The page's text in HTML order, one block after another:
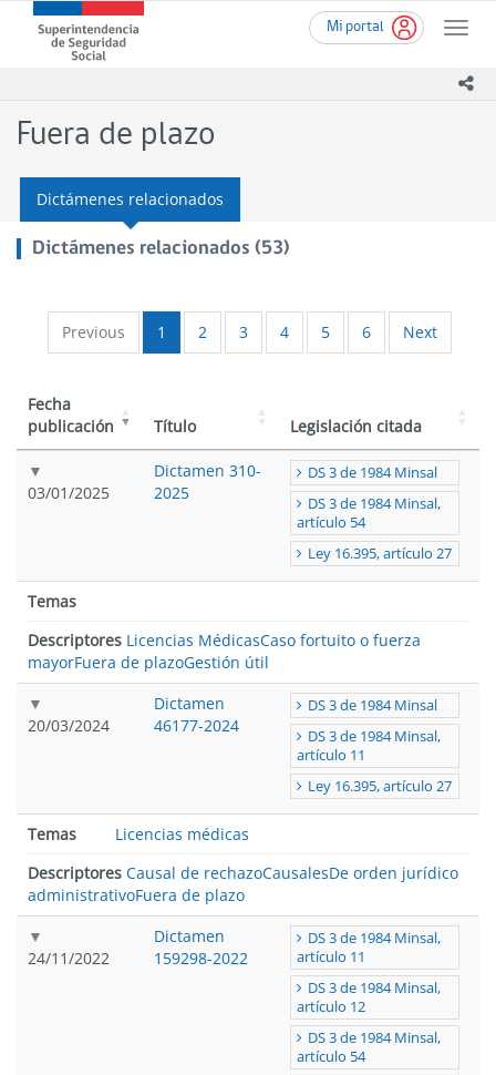
contenido
Mi portal
Toggle
Superintendencia
de
-
de
Chile
Fuera de plazo
Dictámenes relacionados
Dictámenes relacionados (53)
Previous 1 2 3 4 5 6 Next
Fecha
publicación
Título Legislación citada
03/01/2025
Dictamen 310-
2025
DS 3 de 1984 Minsal
DS 3 de 1984 Minsal,
artículo 54
Ley 16.395, artículo 27
Temas
Descriptores Licencias MédicasCaso fortuito o fuerza
mayorFuera de plazoGestión útil
20/03/2024
Dictamen
46177-2024
DS 3 de 1984 Minsal
DS 3 de 1984 Minsal,
artículo 11
Ley 16.395, artículo 27
Temas
Licencias médicas
Descriptores Causal de rechazoCausalesDe orden jurídico
administrativoFuera de plazo
24/11/2022
Dictamen
159298-2022
DS 3 de 1984 Minsal,
artículo 11
DS 3 de 1984 Minsal,
artículo 12
DS 3 de 1984 Minsal,
artículo 54